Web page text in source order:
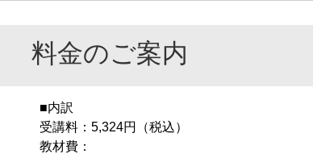
料金のご案内
■内訳
受講料：5,324円（税込）
教材費：